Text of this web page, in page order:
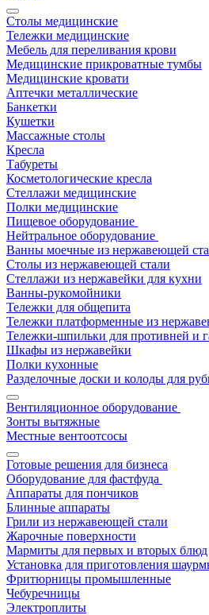
Столы медицинские
Тележки медицинские
Мебель для переливания крови
Медицинские прикроватные тумбы
Медицинские кровати
Аптечки металлические
Банкетки
Кушетки
Массажные столы
Кресла
Табуреты
Косметологические кресла
Стеллажи медицинские
Полки медицинские
Пищевое оборудование
Нейтральное оборудование
Ванны моечные из нержавеющей
Столы из нержавеющей стали
Стеллажи из нержавейки для кухни
Ванны-рукомойники
Тележки для общепита
Тележки платформенные из
Тележки-шпильки для противней и
Шкафы из нержавейки
Полки кухонные
Разделочные доски и колоды для
Вентиляционное оборудование
Зонты вытяжные
Местные вентоотсосы
Готовые решения для бизнеса
Оборудование для фастфуда
Аппараты для пончиков
Блинные аппараты
Грили из нержавеющей стали
Жарочные поверхности
Мармиты для первых и вторых блюд
Установка для приготовления
Фритюрницы промышленные
Чебуречницы
Электроплиты